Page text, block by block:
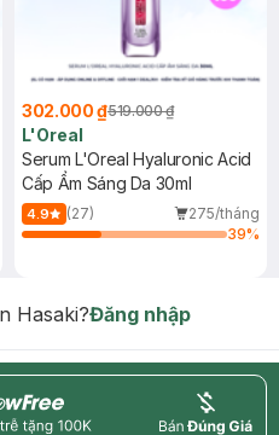
302.000 ₫519.000 ₫
L'Oreal
Serum L'Oreal Hyaluronic Acid
Cấp Ẩm Sáng Da 30ml
4.9 (27)
275/tháng
39%
Hasaki?Đăng nhập